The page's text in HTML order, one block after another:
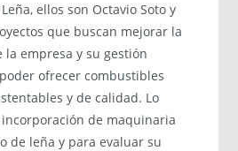
ellos son Octavio Soto y
que buscan mejorar la
empresa y su gestión
ofrecer combustibles
y de calidad. Lo
de maquinaria
de leña y para evaluar su